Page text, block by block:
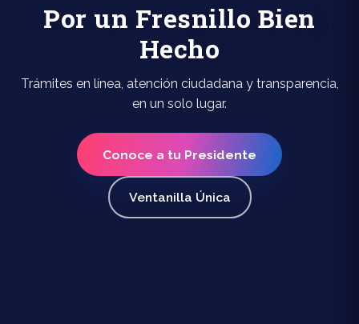
Por un Fresnillo Bien
Hecho
Trámites en línea, atención ciudadana y transparencia,
en un solo lugar.
Conoce a tu Presidente
Ventanilla Única